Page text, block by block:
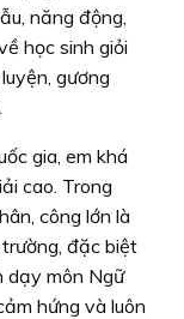
năng động,
học sinh giỏi
gương
gia, em khá
cao. Trong
công lớn là
đặc biệt
dạy môn Ngữ
hứng và luôn